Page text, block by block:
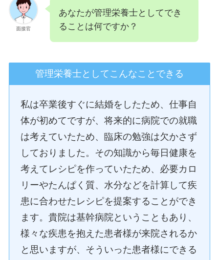
面接官
あなたが管理栄養士としてでき
ることは何ですか？
管理栄養士としてこんなことできる
私は卒業後すぐに結婚をしたため、仕事自
体が初めてですが、将来的に病院での就職
は考えていたため、臨床の勉強は欠かさず
しておりました。その知識から毎日健康を
考えてレシピを作っていたため、必要カロ
リーやたんぱく質、水分などを計算して疾
患に合わせたレシピを提案することができ
ます。貴院は基幹病院ということもあり、
様々な疾患を抱えた患者様が来院されるか
と思いますが、そういった患者様にできる